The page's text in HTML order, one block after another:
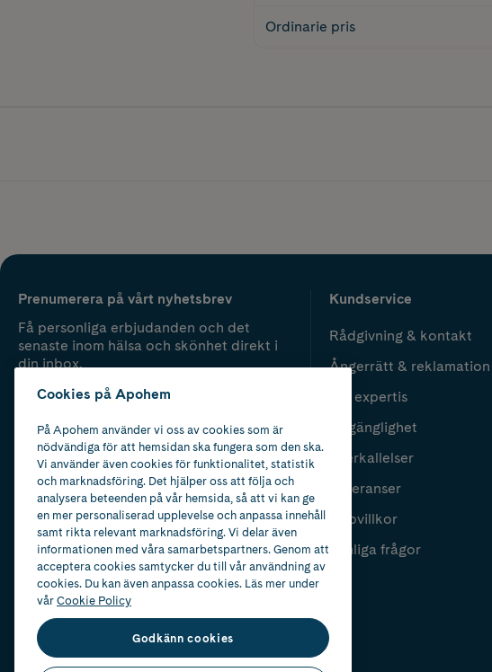
Ordinarie pris
Prenumerera på vårt nyhetsbrev
Få personliga erbjudanden och det
senaste inom hälsa och skönhet direkt i
din inbox.
Kundservice
Rådgivning & kontakt
Ångerrätt & reklamation
Vår expertis
Tillgänglighet
Återkallelser
Leveranser
Köpvillkor
Vanliga frågor
Cookies på Apohem
På Apohem använder vi oss av cookies som är
nödvändiga för att hemsidan ska fungera som den ska.
Vi använder även cookies för funktionalitet, statistik
och marknadsföring. Det hjälper oss att följa och
analysera beteenden på vår hemsida, så att vi kan ge
en mer personaliserad upplevelse och anpassa innehåll
samt rikta relevant marknadsföring. Vi delar även
informationen med våra samarbetspartners. Genom att
acceptera cookies samtycker du till vår användning av
cookies. Du kan även anpassa cookies. Läs mer under
vårCookie Policy
Godkänn cookies